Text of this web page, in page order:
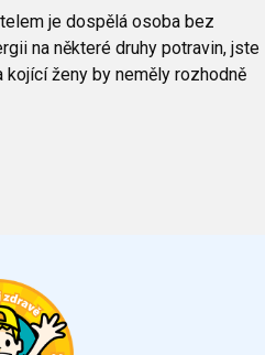
je dospělá osoba bez
na některé druhy potravin, jste
kojící ženy by neměly rozhodně